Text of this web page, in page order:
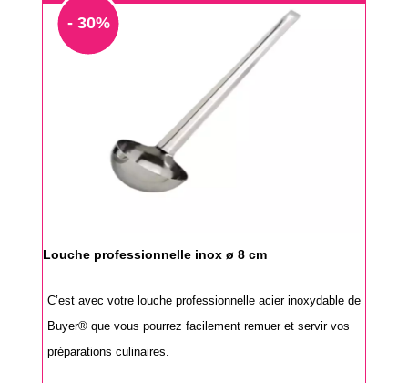
- 30%
Louche professionnelle inox ø 8 cm
C’est avec votre louche professionnelle acier inoxydable de
Buyer® que vous pourrez facilement remuer et servir vos
préparations culinaires.